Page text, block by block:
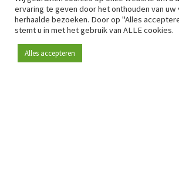
ervaring te geven door het onthouden van uw
herhaalde bezoeken. Door op "Alles
stemt u in met het gebruik van ALLE cookies.
Alles accepteren